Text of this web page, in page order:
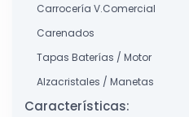
Carrocería V.Comercial
Carenados
Tapas Baterías / Motor
Alzacristales / Manetas
Características: